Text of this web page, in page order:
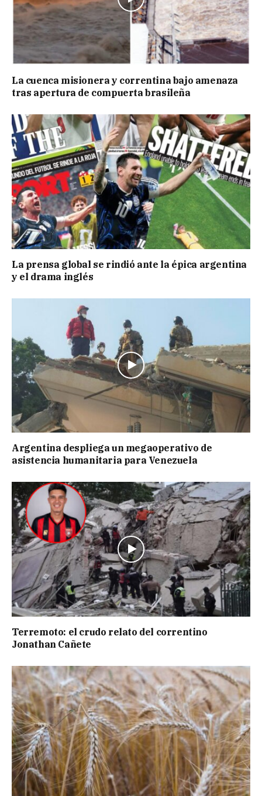
La cuenca misionera y correntina bajo amenaza
tras apertura de compuerta brasileña
La prensa global se rindió ante la épica argentina
y el drama inglés
Argentina despliega un megaoperativo de
asistencia humanitaria para Venezuela
Terremoto: el crudo relato del correntino
Jonathan Cañete